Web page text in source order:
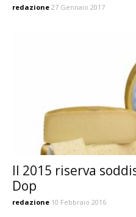
redazione 27 Gennaio 2017
Il 2015 riserva
Dop
redazione 10 Febbraio 2016